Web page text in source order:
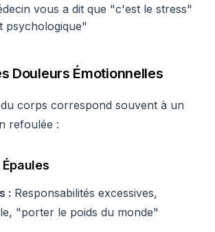
vous a dit que "c'est le stress"
psychologique"
Douleurs Émotionnelles
corps correspond souvent à un
refoulée :
: Responsabilités excessives,
"porter le poids du monde"